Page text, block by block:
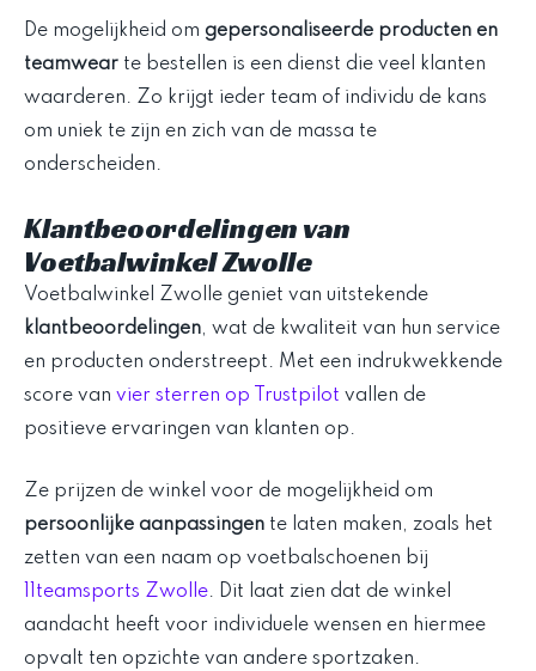
De mogelijkheid om gepersonaliseerde producten en
teamwear te bestellen is een dienst die veel klanten
waarderen. Zo krijgt ieder team of individu de kans
om uniek te zijn en zich van de massa te
onderscheiden.
Klantbeoordelingen van
Voetbalwinkel Zwolle
Voetbalwinkel Zwolle geniet van uitstekende
klantbeoordelingen, wat de kwaliteit van hun service
en producten onderstreept. Met een indrukwekkende
score van vier sterren op Trustpilot vallen de
positieve ervaringen van klanten op.
Ze prijzen de winkel voor de mogelijkheid om
persoonlijke aanpassingen te laten maken, zoals het
zetten van een naam op voetbalschoenen bij
11teamsports Zwolle. Dit laat zien dat de winkel
aandacht heeft voor individuele wensen en hiermee
opvalt ten opzichte van andere sportzaken.